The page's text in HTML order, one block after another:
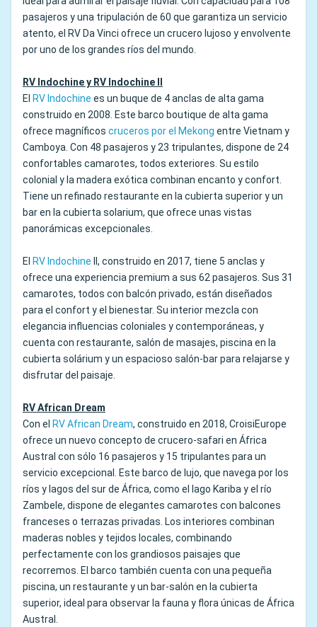
pasajeros y una tripulación de 60 que garantiza un servicio
atento, el RV Da Vinci ofrece un crucero lujoso y envolvente
por uno de los grandes ríos del mundo.
RV Indochine y RV Indochine II
El RV Indochine es un buque de 4 anclas de alta gama
construido en 2008. Este barco boutique de alta gama
ofrece magníficos cruceros por el Mekong entre Vietnam y
Camboya. Con 48 pasajeros y 23 tripulantes, dispone de 24
confortables camarotes, todos exteriores. Su estilo
colonial y la madera exótica combinan encanto y confort.
Tiene un refinado restaurante en la cubierta superior y un
bar en la cubierta solarium, que ofrece unas vistas
panorámicas excepcionales.
El RV Indochine
II, construido en 2017, tiene 5 anclas y
ofrece una experiencia premium a sus 62 pasajeros. Sus 31
camarotes, todos con balcón privado, están diseñados
para el confort y el bienestar. Su interior mezcla con
elegancia influencias coloniales y contemporáneas, y
cuenta con restaurante, salón de masajes, piscina en la
cubierta solárium y un espacioso salón-bar para relajarse y
disfrutar del paisaje.
RV African Dream
Con el RV African Dream, construido en 2018, CroisiEurope
ofrece un nuevo concepto de crucero-safari en África
Austral con sólo 16 pasajeros y 15 tripulantes para un
servicio excepcional. Este barco de lujo, que navega por los
ríos y lagos del sur de África, como el lago Kariba y el río
Zambele, dispone de elegantes camarotes con balcones
franceses o terrazas privadas. Los interiores combinan
maderas nobles y tejidos locales, combinando
perfectamente con los grandiosos paisajes que
recorremos. El barco también cuenta con una pequeña
piscina, un restaurante y un bar-salón en la cubierta
superior, ideal para observar la fauna y flora únicas de África
Austral.